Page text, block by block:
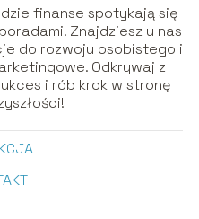
finanse spotykają się
Znajdziesz u nas
do rozwoju osobistego i
Odkrywaj z
i rób krok w stronę